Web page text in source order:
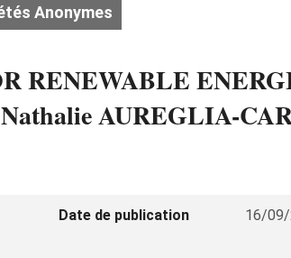
Anonymes
RENEWABLE
AUREGLIA-
Date de publication 16/09/